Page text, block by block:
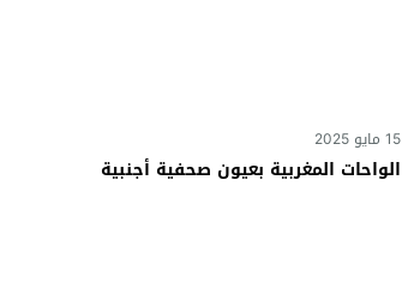
15 مايو 2025
الواحات المغربية بعيون صحفية أجنبية